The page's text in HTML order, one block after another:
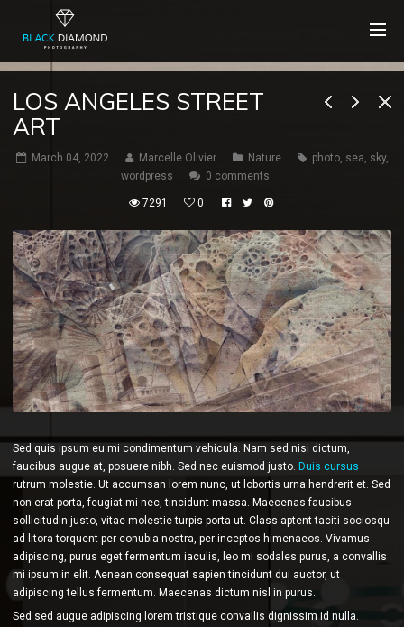
LOS ANGELES STREET
ART
March 04, 2022 Marcelle Olivier Nature photo, sea, sky,
wordpress
0 comments
7291 0
Sed quis ipsum eu mi condimentum vehicula. Nam sed nisi dictum,
faucibus augue at, posuere nibh. Sed nec euismod justo. Duis cursus
rutrum molestie. Ut accumsan lorem nunc, ut lobortis urna hendrerit et. Sed
non erat porta, feugiat mi nec, tincidunt massa. Maecenas faucibus
sollicitudin justo, vitae molestie turpis porta ut. Class aptent taciti sociosqu
ad litora torquent per conubia nostra, per inceptos himenaeos. Vivamus
adipiscing, purus eget fermentum iaculis, leo mi sodales purus, a convallis
mi ipsum in elit. Aenean consequat sapien tincidunt dui auctor, ut
adipiscing tellus fermentum. Maecenas dictum nisl in purus.
Sed sed augue adipiscing lorem tristique convallis dignissim id nulla.